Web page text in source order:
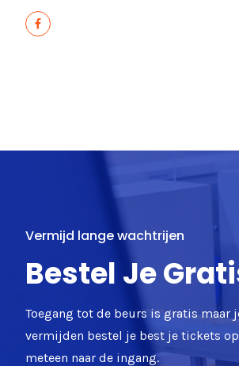
Vermijd lange wachtrijen
Bestel Je
Toegang tot de beurs is gratis maar
vermijden bestel je best je tickets
meteen naar de ingang.